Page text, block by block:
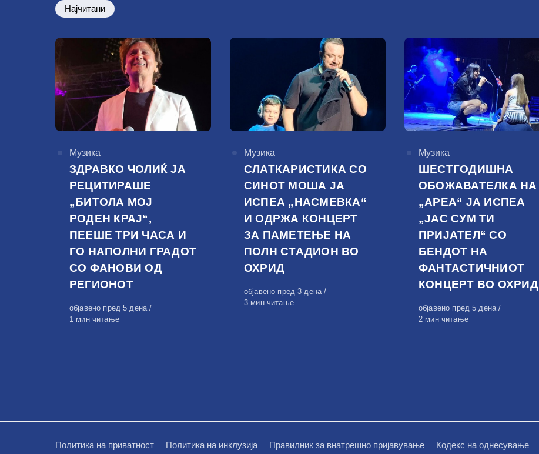
Најчитани
КАтегорија
Музика
ЗДРАВКО ЧОЛИЌ ЈА
РЕЦИТИРАШЕ
„БИТОЛА МОЈ
РОДЕН КРАЈ“,
ПЕЕШЕ ТРИ ЧАСА И
ГО НАПОЛНИ ГРАДОТ
СО ФАНОВИ ОД
РЕГИОНОТ
Објавено
на
објавено пред 5 дена
1 мин читање
КАтегорија
Музика
СЛАТКАРИСТИКА СО
СИНОТ МОША ЈА
ИСПЕА „НАСМЕВКА“
И ОДРЖА КОНЦЕРТ
ЗА ПАМЕТЕЊЕ НА
ПОЛН СТАДИОН ВО
ОХРИД
Објавено
на
објавено пред 3 дена
3 мин читање
КАтегорија
Музика
ШЕСТГОДИШНА
ОБОЖАВАТЕЛКА НА
„АРЕА“ ЈА ИСПЕА
„ЈАС СУМ ТИ
ПРИЈАТЕЛ“ СО
БЕНДОТ НА
ФАНТАСТИЧНИОТ
КОНЦЕРТ ВО ОХРИД
Објавено
на
објавено пред 5 дена
2 мин читање
Политика на приватност Политика на инклузија Правилник за внатрешно пријавување Кодекс на однесување